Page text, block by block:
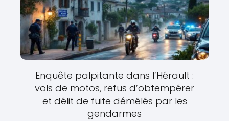
Enquête palpitante dans l’Hérault :
vols de motos, refus d’obtempérer
et délit de fuite démêlés par les
gendarmes